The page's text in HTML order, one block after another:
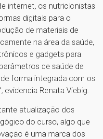
internet, os nutricionistas
digitais para o
de materiais de
na área da saúde,
e gadgets para
de saúde de
forma integrada com os
evidencia Renata Viebig.
atualização dos
do curso, algo que
é uma marca dos